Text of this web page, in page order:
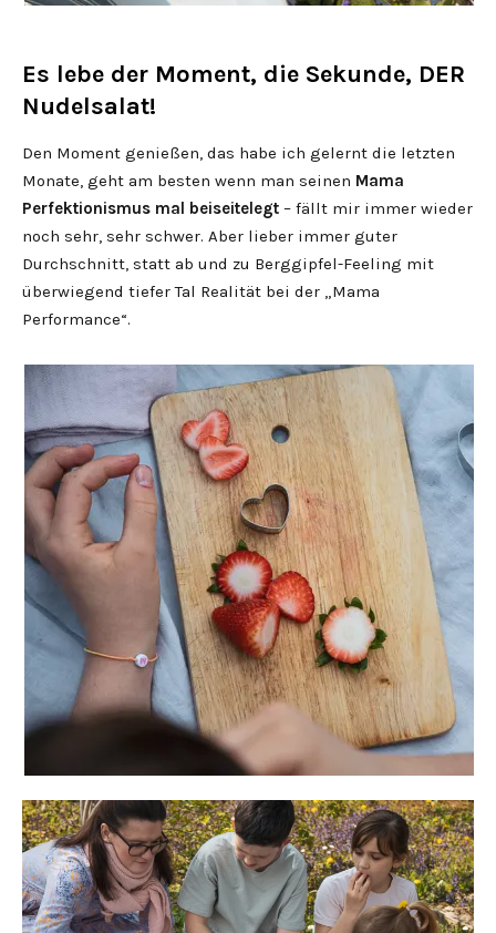
Es lebe der Moment, die Sekunde, DER
Nudelsalat!
Den Moment genießen, das habe ich gelernt die letzten
Monate, geht am besten wenn man seinen Mama
Perfektionismus mal beiseitelegt – fällt mir immer wieder
noch sehr, sehr schwer. Aber lieber immer guter
Durchschnitt, statt ab und zu Berggipfel-Feeling mit
überwiegend tiefer Tal Realität bei der „Mama
Performance“.